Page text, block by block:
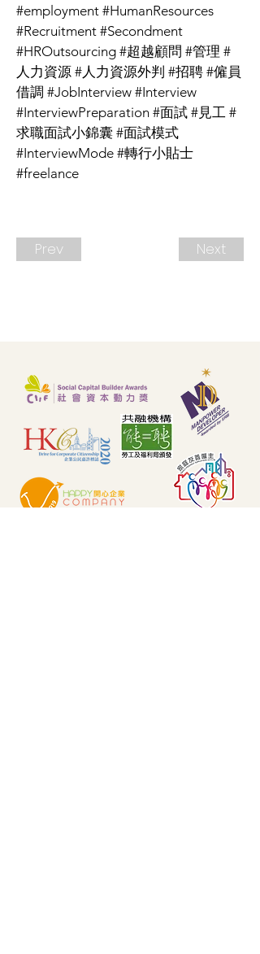
#employment #HumanResources
#Recruitment #Secondment
#HROutsourcing #超越顧問 #管理 #
人力資源 #人力資源外判 #招聘 #僱員
借調 #JobInterview #Interview
#InterviewPreparation #面試 #見工 #
求職面試小錦囊 #面試模式
#InterviewMode #轉行小貼士
#freelance
Prev Next